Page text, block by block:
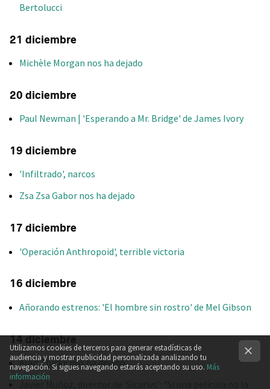
Bertolucci
21 diciembre
Michèle Morgan nos ha dejado
20 diciembre
Paul Newman | 'Esperando a Mr. Bridge' de James Ivory
19 diciembre
'Infiltrado', narcos
Zsa Zsa Gabor nos ha dejado
17 diciembre
'Operación Anthropoid', terrible victoria
16 diciembre
Añorando estrenos: 'El hombre sin rostro' de Mel Gibson
14 diciembre
Alan Thicke nos ha dejado
Utilizamos cookies de terceros para generar estadísticas de
audiencia y mostrar publicidad personalizada analizando tu
navegación. Si sigues navegando estarás aceptando su uso. Más
información